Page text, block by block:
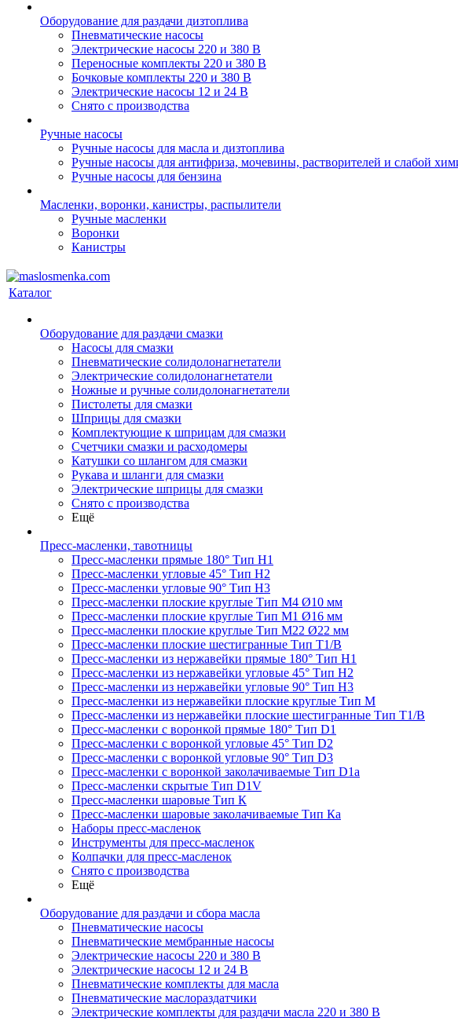
Оборудование для раздачи дизтоплива
Пневматические насосы
Электрические насосы 220 и 380 В
Переносные комплекты 220 и 380 В
Бочковые комплекты 220 и 380 В
Электрические насосы 12 и 24 В
Снято с производства
Ручные насосы
Ручные насосы для масла и дизтоплива
Ручные насосы для антифриза, мочевины, растворителей и слабой
Ручные насосы для бензина
Масленки, воронки, канистры, распылители
Ручные масленки
Воронки
Канистры
Каталог
Оборудование для раздачи смазки
Насосы для смазки
Пневматические солидолонагнетатели
Электрические солидолонагнетатели
Ножные и ручные солидолонагнетатели
Пистолеты для смазки
Шприцы для смазки
Комплектующие к шприцам для смазки
Счетчики смазки и расходомеры
Катушки со шлангом для смазки
Рукава и шланги для смазки
Электрические шприцы для смазки
Снято с производства
Ещё
Пресс-масленки, тавотницы
Пресс-масленки прямые 180° Тип H1
Пресс-масленки угловые 45° Тип H2
Пресс-масленки угловые 90° Тип H3
Пресс-масленки плоские круглые Тип M4 Ø10 мм
Пресс-масленки плоские круглые Тип M1 Ø16 мм
Пресс-масленки плоские круглые Тип M22 Ø22 мм
Пресс-масленки плоские шестигранные Тип T1/B
Пресс-масленки из нержавейки прямые 180° Тип H1
Пресс-масленки из нержавейки угловые 45° Тип H2
Пресс-масленки из нержавейки угловые 90° Тип H3
Пресс-масленки из нержавейки плоские круглые Тип M
Пресс-масленки из нержавейки плоские шестигранные Тип T1/B
Пресс-масленки с воронкой прямые 180° Тип D1
Пресс-масленки с воронкой угловые 45° Тип D2
Пресс-масленки с воронкой угловые 90° Тип D3
Пресс-масленки с воронкой заколачиваемые Тип D1a
Пресс-масленки скрытые Тип D1V
Пресс-масленки шаровые Тип К
Пресс-масленки шаровые заколачиваемые Тип Кa
Наборы пресс-масленок
Инструменты для пресс-масленок
Колпачки для пресс-масленок
Снято с производства
Ещё
Оборудование для раздачи и сбора масла
Пневматические насосы
Пневматические мембранные насосы
Электрические насосы 220 и 380 В
Электрические насосы 12 и 24 В
Пневматические комплекты для масла
Пневматические маслораздатчики
Электрические комплекты для раздачи масла 220 и 380 В